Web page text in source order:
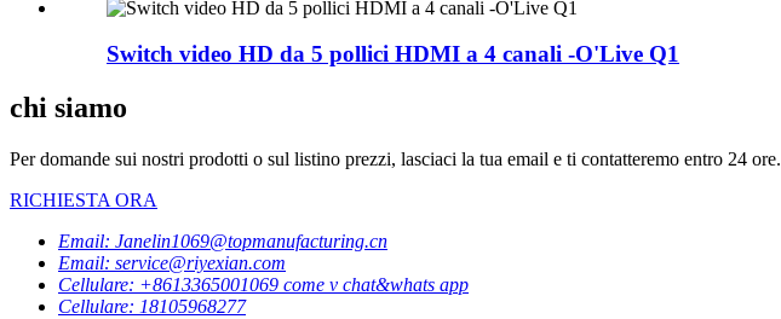
Switch video HD da 5 pollici HDMI a 4 canali -O'Live Q1
chi siamo
Per domande sui nostri prodotti o sul listino prezzi, lasciaci la tua email e ti contatteremo entro 24 ore.
RICHIESTA ORA
Email: Janelin1069@topmanufacturing.cn
Email: service@riyexian.com
Cellulare: +8613365001069 come v chat&whats app
Cellulare: 18105968277